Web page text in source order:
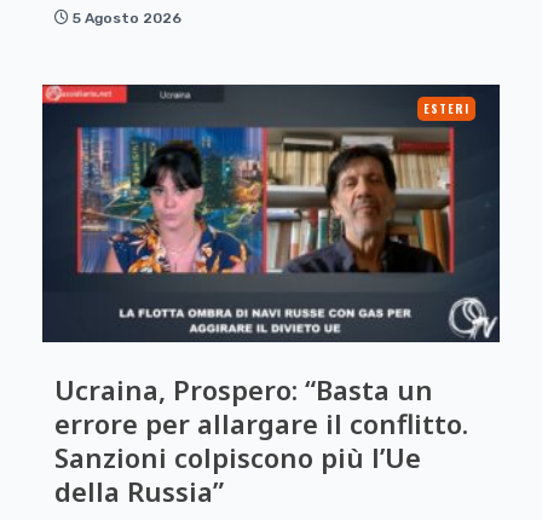
5 Agosto 2026
ESTERI
Ucraina, Prospero: “Basta un
errore per allargare il conflitto.
Sanzioni colpiscono più l’Ue
della Russia”